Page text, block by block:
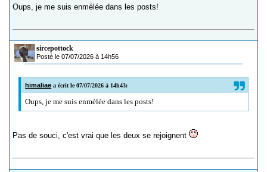
Oups, je me suis enmélée dans les posts!
sircepottock
Posté le 07/07/2026 à 14h56
himaliae a écrit le 07/07/2026 à 14h43:
Oups, je me suis enmélée dans les posts!
Pas de souci, c'est vrai que les deux se rejoignent